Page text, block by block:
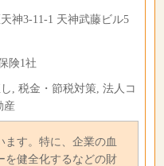
神3-11-1 天神武藤ビル5
険1社
, 税金・節税対策, 法人コ
産
ます。特に、企業の血
を健全化するなどの財